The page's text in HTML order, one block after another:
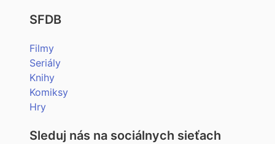
SFDB
Filmy
Seriály
Knihy
Komiksy
Hry
Sleduj nás na sociálnych sieťach